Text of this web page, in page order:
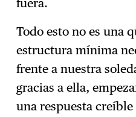
fuera.
Todo esto no es una
estructura mínima
frente a nuestra
gracias a ella,
una respuesta